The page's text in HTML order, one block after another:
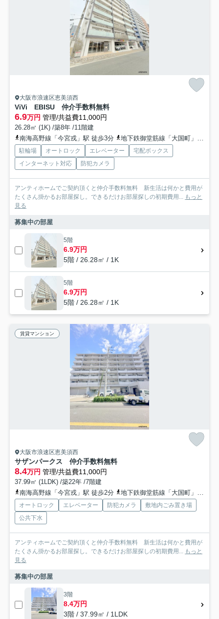
大阪市浪速区恵美須西
ViVi EBISU 仲介手数料無料
6.9万円 管理/共益費11,000円
26.28㎡ (1K) /築8年 /11階建
南海高野線「今宮戎」駅 徒歩3分
地下鉄御堂筋線「大国町」駅 徒歩8分
駐輪場 オートロック エレベーター
宅配ボックス
インターネット対応
防犯カメラ
アンティホームでご契約頂くと仲介手数料無料 新生活は何かと費用が
たくさん掛かるお部屋探し。できるだけお部屋探しの初期費用... もっと
見る
募集中の部屋
5階
6.9万円
5階 / 26.28㎡ / 1K
5階
6.9万円
5階 / 26.28㎡ / 1K
賃貸マンション
大阪市浪速区恵美須西
サザンパークス 仲介手数料無料
8.4万円 管理/共益費11,000円
37.99㎡ (1LDK) /築22年 /7階建
南海高野線「今宮戎」駅 徒歩2分
地下鉄御堂筋線「大国町」駅 徒歩7分
オートロック エレベーター 防犯カメラ
敷地内ごみ置き場
公共下水
アンティホームでご契約頂くと仲介手数料無料 新生活は何かと費用が
たくさん掛かるお部屋探し。できるだけお部屋探しの初期費用... もっと
見る
募集中の部屋
3階
8.4万円
3階 / 37.99㎡ / 1LDK